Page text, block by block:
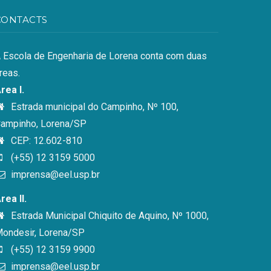
Escola de Engenharia de Lorena conta com duas
I.
Estrada municipal do Campinho, Nº 100,
Lorena/SP
CEP: 12.602-810
(+55) 12 3159 5000
imprensa@eel.usp.br
II.
Estrada Municipal Chiquito de Aquino, Nº 1000,
Lorena/SP
(+55) 12 3159 9900
imprensa@eel.usp.br